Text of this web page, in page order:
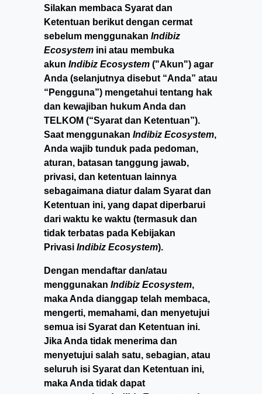
Silakan membaca Syarat dan
Ketentuan berikut dengan cermat
sebelum menggunakan Indibiz
Ecosystem ini atau membuka
akun Indibiz Ecosystem ("Akun") agar
Anda (selanjutnya disebut “Anda” atau
“Pengguna”) mengetahui tentang hak
dan kewajiban hukum Anda dan
TELKOM (“Syarat dan Ketentuan”).
Saat menggunakan Indibiz Ecosystem,
Anda wajib tunduk pada pedoman,
aturan, batasan tanggung jawab,
privasi, dan ketentuan lainnya
sebagaimana diatur dalam Syarat dan
Ketentuan ini, yang dapat diperbarui
dari waktu ke waktu (termasuk dan
tidak terbatas pada Kebijakan
Privasi Indibiz Ecosystem).
Dengan mendaftar dan/atau
menggunakan Indibiz Ecosystem,
maka Anda dianggap telah membaca,
mengerti, memahami, dan menyetujui
semua isi Syarat dan Ketentuan ini.
Jika Anda tidak menerima dan
menyetujui salah satu, sebagian, atau
seluruh isi Syarat dan Ketentuan ini,
maka Anda tidak dapat